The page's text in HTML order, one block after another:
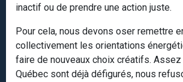
inactif ou de prendre une action juste.
Pour cela, nous devons oser remettre
collectivement les orientations
faire de nouveaux choix créatifs.
Québec sont déjà défigurés, nous